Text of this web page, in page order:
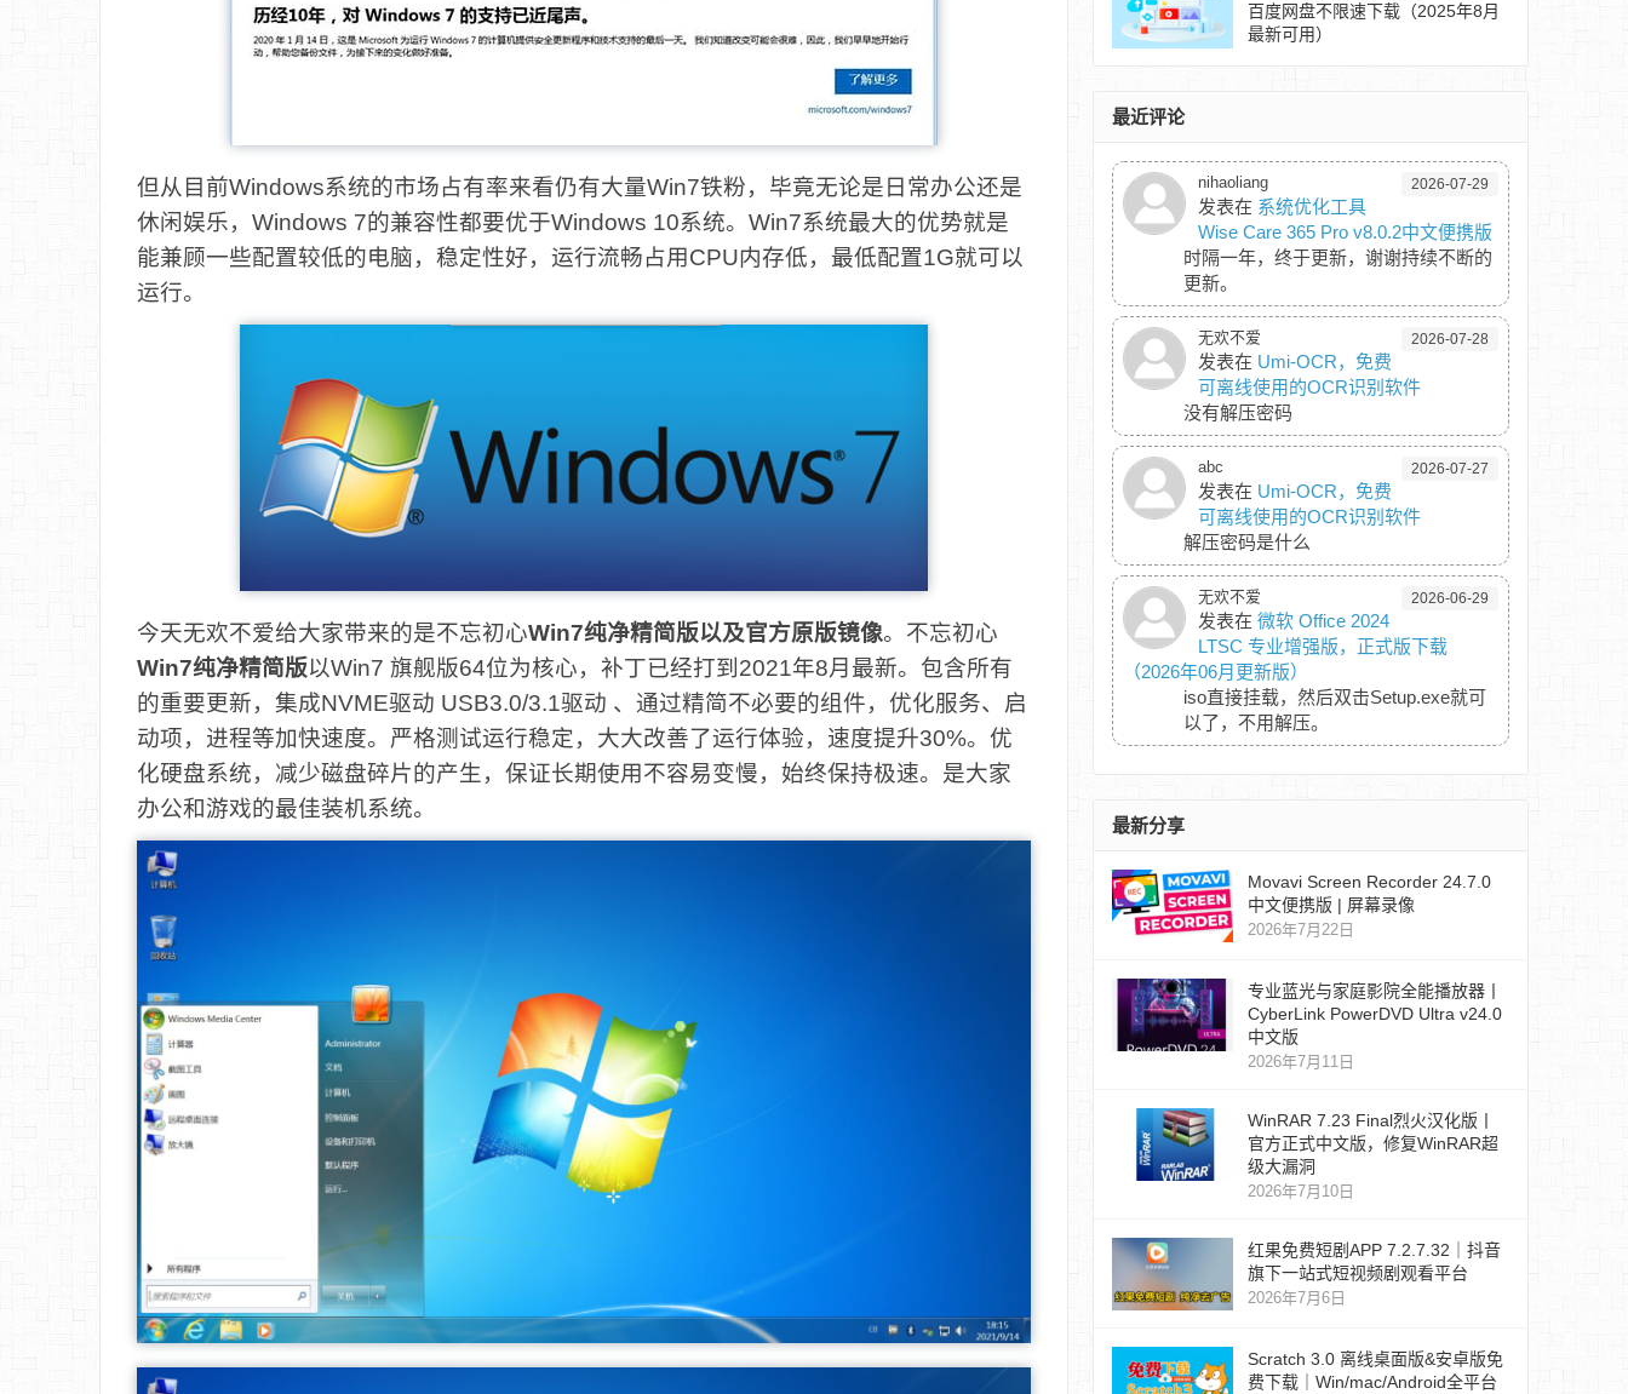
但从目前Windows系统的市场占有率来看仍有大量Win7铁粉，毕竟无论是日常办公还是
休闲娱乐，Windows 7的兼容性都要优于Windows 10系统。Win7系统最大的优势就是
能兼顾一些配置较低的电脑，稳定性好，运行流畅占用CPU内存低，最低配置1G就可以
运行。
今天无欢不爱给大家带来的是不忘初心Win7纯净精简版以及官方原版镜像。不忘初心
Win7纯净精简版以Win7 旗舰版64位为核心，补丁已经打到2021年8月最新。包含所有
的重要更新，集成NVME驱动 USB3.0/3.1驱动 、通过精简不必要的组件，优化服务、启
动项，进程等加快速度。严格测试运行稳定，大大改善了运行体验，速度提升30%。优
化硬盘系统，减少磁盘碎片的产生，保证长期使用不容易变慢，始终保持极速。是大家
办公和游戏的最佳装机系统。
百度网盘不限速下载（2025年8月
最新可用）
最近评论
nihaoliang 2026-07-29
发表在 系统优化工具
Wise Care 365 Pro v8.0.2中文便携版
时隔一年，终于更新，谢谢持续不断的
更新。
无欢不爱 2026-07-28
发表在 Umi-OCR，免费
可离线使用的OCR识别软件
没有解压密码
abc 2026-07-27
发表在 Umi-OCR，免费
可离线使用的OCR识别软件
解压密码是什么
无欢不爱 2026-06-29
发表在 微软 Office 2024
LTSC 专业增强版，正式版下载
（2026年06月更新版）
iso直接挂载，然后双击Setup.exe就可
以了，不用解压。
最新分享
Movavi Screen Recorder 24.7.0
中文便携版 | 屏幕录像
2026年7月22日
专业蓝光与家庭影院全能播放器丨
CyberLink PowerDVD Ultra v24.0
中文版
2026年7月11日
WinRAR 7.23 Final烈火汉化版丨
官方正式中文版，修复WinRAR超
级大漏洞
2026年7月10日
红果免费短剧APP 7.2.7.32｜抖音
旗下一站式短视频剧观看平台
2026年7月6日
Scratch 3.0 离线桌面版&安卓版免
费下载｜Win/mac/Android全平台